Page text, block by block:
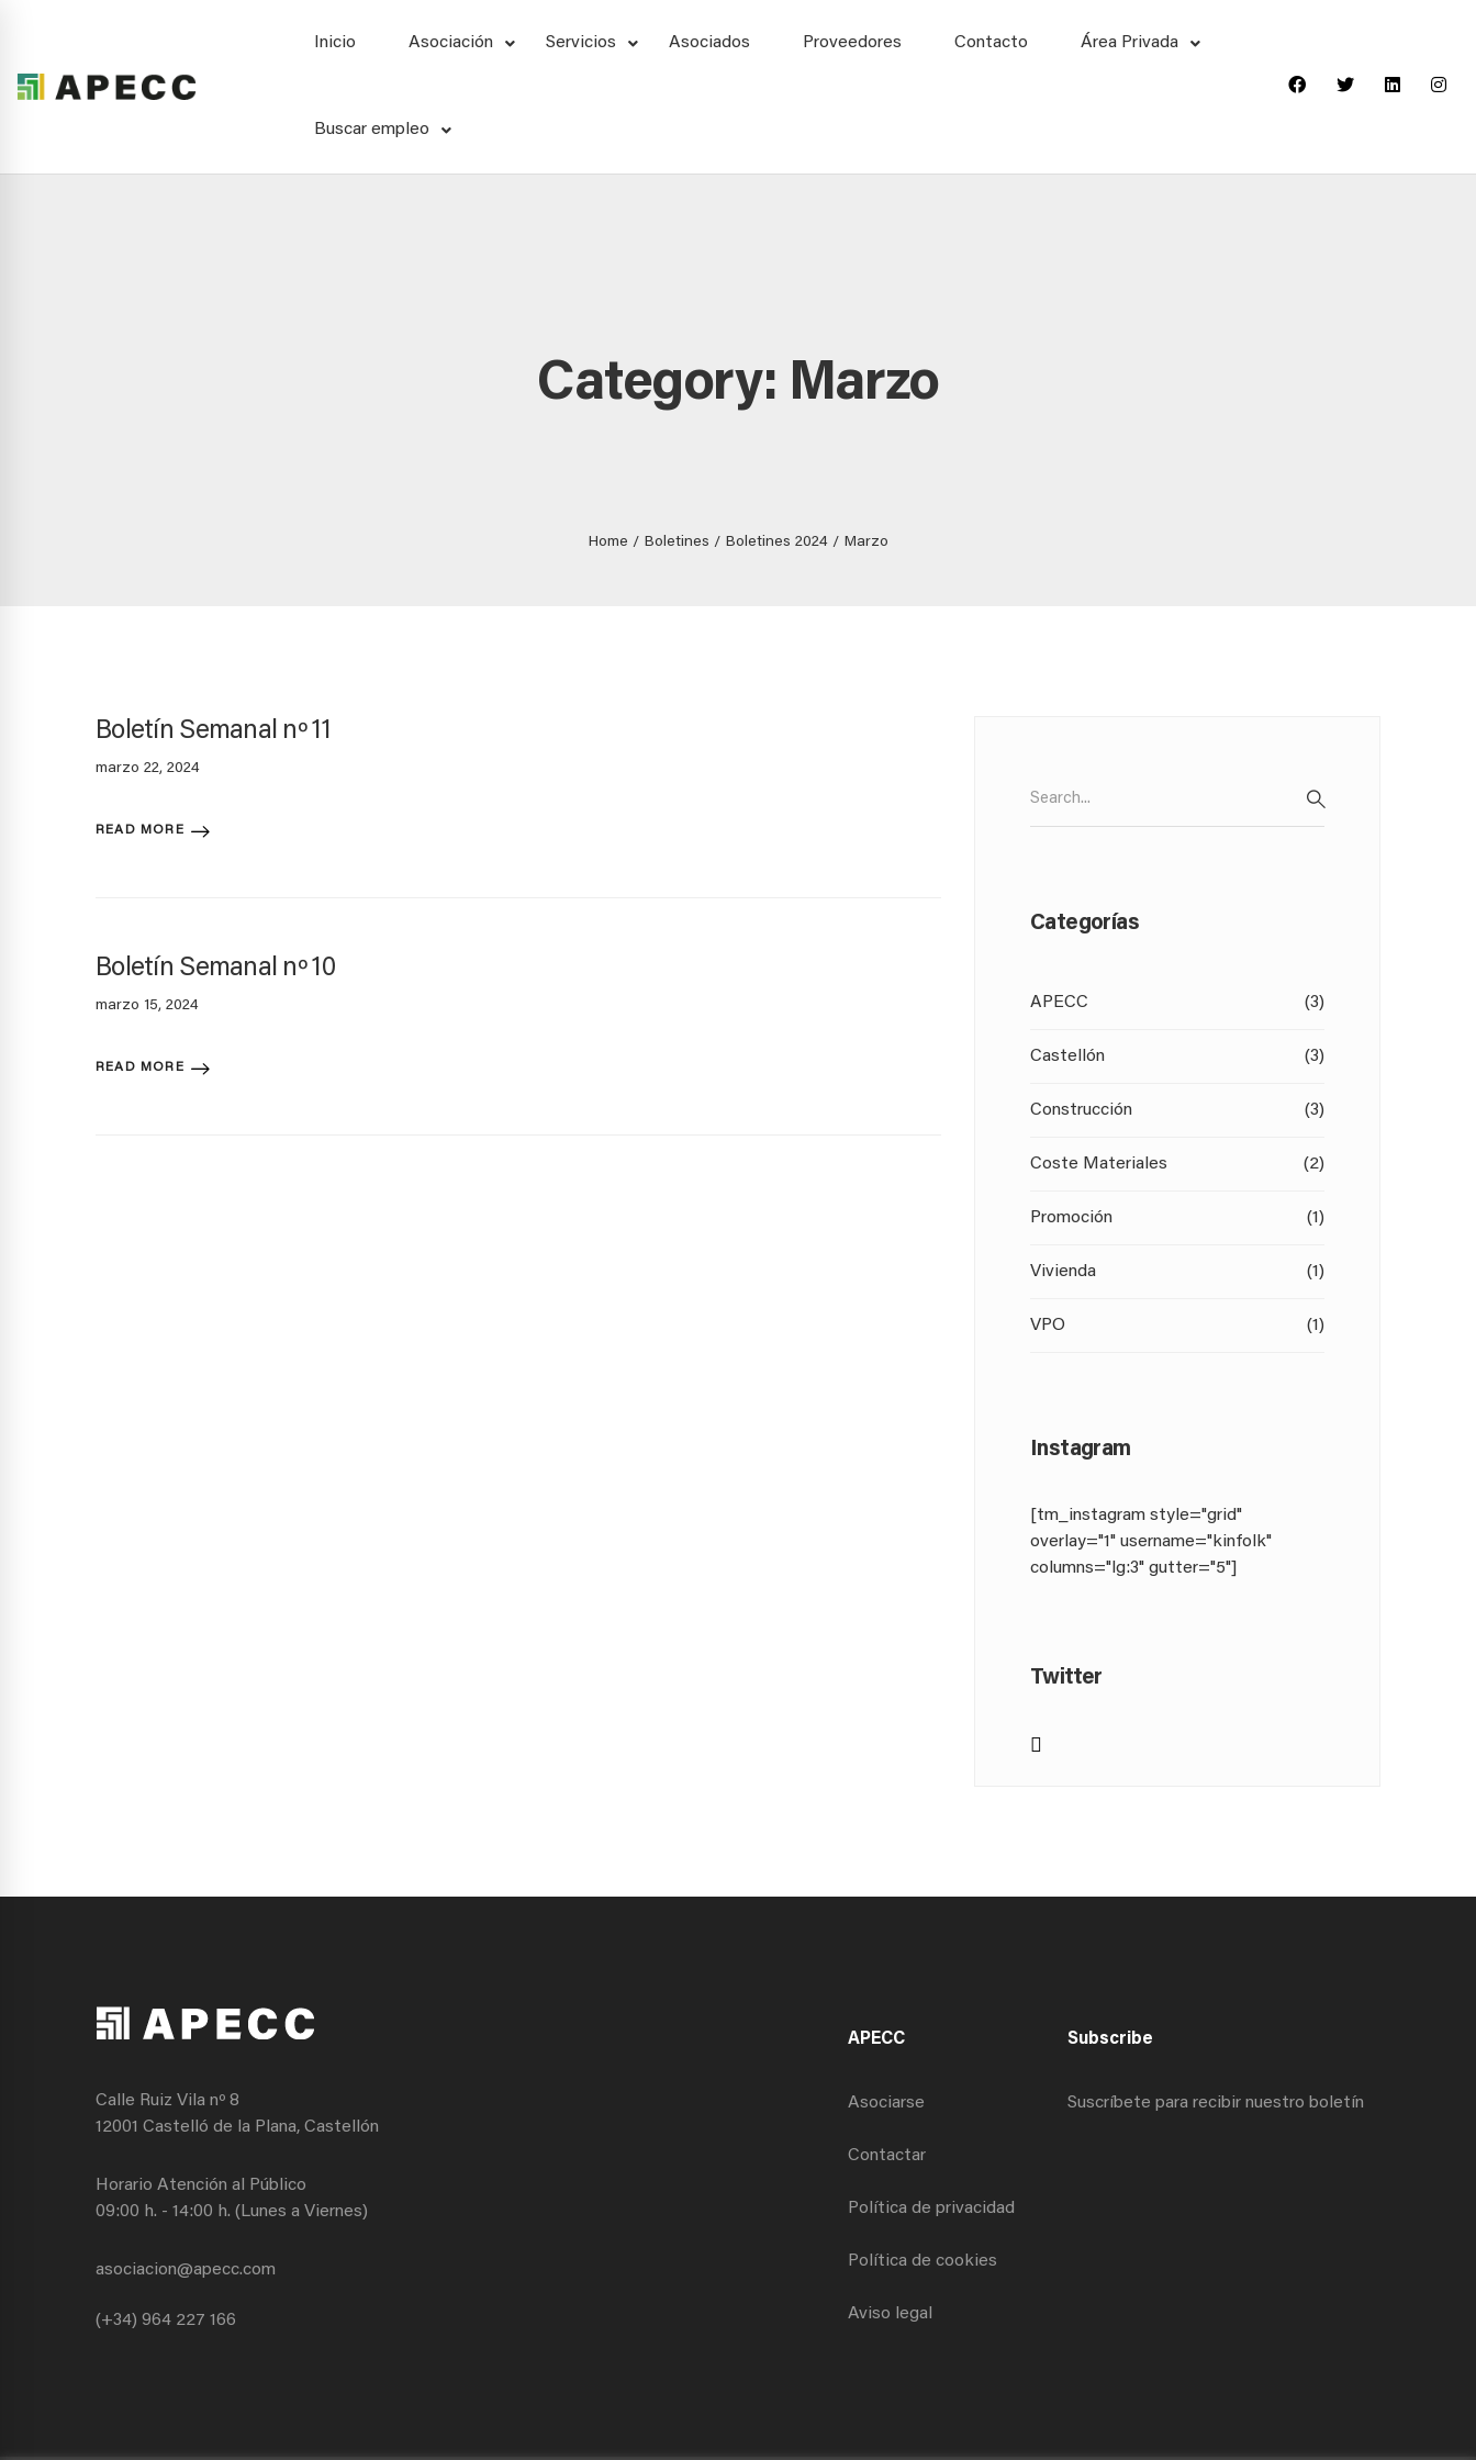
Inicio Asociación Servicios Asociados Proveedores Contacto Área Privada
Buscar empleo
Category: Marzo
Home Boletines Boletines 2024 Marzo
Boletín Semanal nº 11
marzo 22, 2024
READ MORE
Boletín Semanal nº 10
marzo 15, 2024
READ MORE
Categorías
APECC (3)
Castellón (3)
Construcción (3)
Coste Materiales (2)
Promoción (1)
Vivienda (1)
VPO (1)
Instagram
[tm_instagram style="grid"
overlay="1" username="kinfolk"
columns="lg:3" gutter="5"]
Twitter
Calle Ruiz Vila nº 8
12001 Castelló de la Plana, Castellón
Horario Atención al Público
09:00 h. - 14:00 h. (Lunes a Viernes)
asociacion@apecc.com
(+34) 964 227 166
APECC
Asociarse
Contactar
Política de privacidad
Política de cookies
Aviso legal
Subscribe
Suscríbete para recibir nuestro boletín